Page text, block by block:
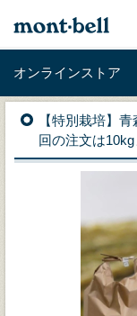
オンラインストア
【特別栽培】
回の注文は10kg